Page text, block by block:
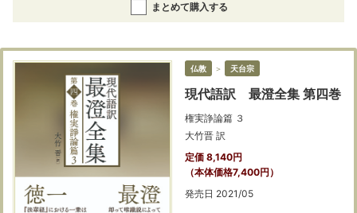
まとめて購入する
仏教 ＞ 天台宗
現代語訳 最澄全集 第四巻
権実諍論篇 ３
大竹晋 訳
定価 8,140円
（本体価格7,400円）
発売日 2021/05